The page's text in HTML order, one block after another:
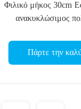
Φιλικό μήκος 30cm
ανακυκλώσιμος
Πάρτε την